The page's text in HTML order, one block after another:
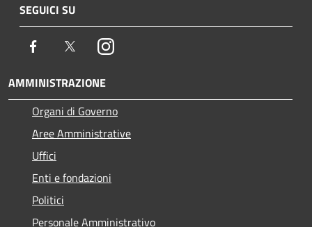
SEGUICI SU
Facebook TwitterInstagram
AMMINISTRAZIONE
Organi di Governo
Aree Amministrative
Uffici
Enti e fondazioni
Politici
Personale Amministrativo